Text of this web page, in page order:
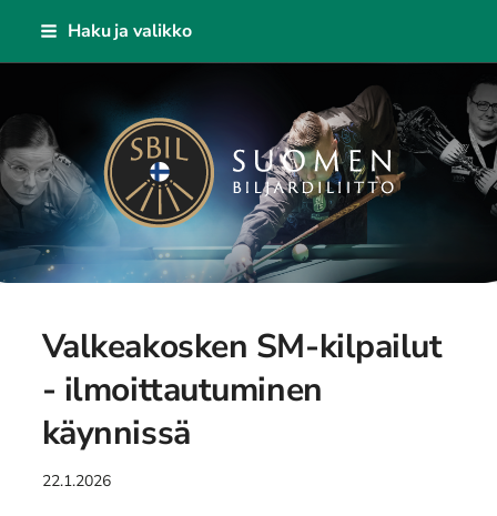
Siirry
Haku ja valikko
Suomen Biljardiliitto ry
Valkeakosken SM-kilpailut
- ilmoittautuminen
käynnissä
22.1.2026